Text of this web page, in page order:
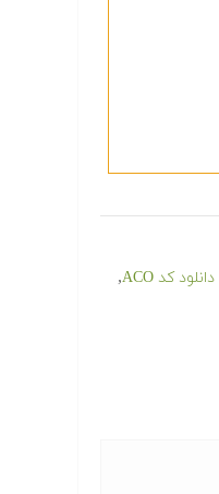
دانلود کد ACO ,